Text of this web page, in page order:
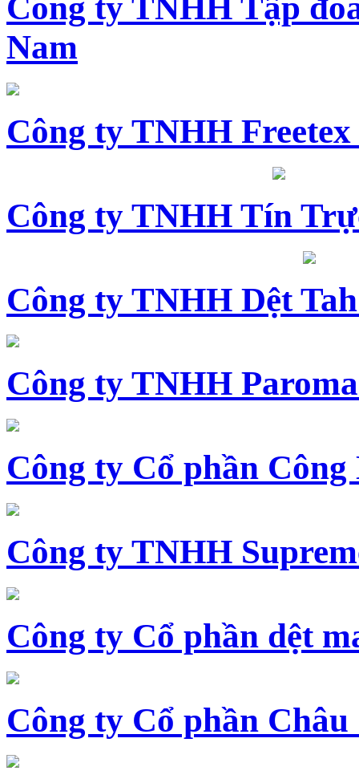
Công ty TNHH Tập
Nam
Công ty TNHH
Công ty TNHH Tín
Công ty TNHH Dệt
Công ty TNHH
Công ty Cổ phần Công
Công ty TNHH
Công ty Cổ phần dệt
Công ty Cổ phần Châu